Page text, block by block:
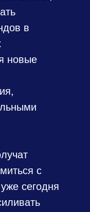
в
новые
с
сегодня